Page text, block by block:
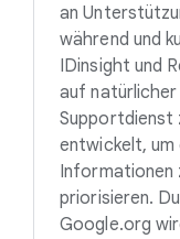
an
während und
IDinsight und
auf
Supportdienst
entwickelt, um
Informationen
priorisieren.
Google.org